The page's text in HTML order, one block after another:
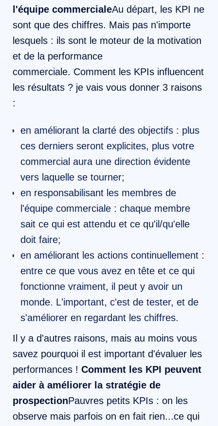
l'équipe commercialeAu départ, les KPI ne
sont que des chiffres. Mais pas n'importe
lesquels : ils sont le moteur de la motivation
et de la performance
commerciale. Comment les KPIs influencent
les résultats ? je vais vous donner 3 raisons
:
en améliorant la clarté des objectifs : plus
ces derniers seront explicites, plus votre
commercial aura une direction évidente
vers laquelle se tourner;
en responsabilisant les membres de
l'équipe commerciale : chaque membre
sait ce qui est attendu et ce qu'il/qu'elle
doit faire;
en améliorant les actions continuellement :
entre ce que vous avez en tête et ce qui
fonctionne vraiment, il peut y avoir un
monde. L'important, c'est de tester, et de
s'améliorer en regardant les chiffres.
Il y a d'autres raisons, mais au moins vous
savez pourquoi il est important d'évaluer les
performances ! Comment les KPI peuvent
aider à améliorer la stratégie de
prospectionPauvres petits KPIs : on les
observe mais parfois on en fait rien...ce qui